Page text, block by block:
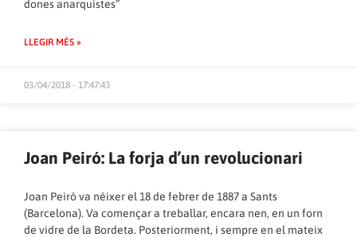
dones anarquistes”
LLEGIR MÉS »
03/04/2018 - 17:47:43
Joan Peiró: La forja d’un revolucionari
Joan Peiró va néixer el 18 de febrer de 1887 a Sants
(Barcelona). Va començar a treballar, encara nen, en un forn
de vidre de la Bordeta. Posteriorment, i sempre en el mateix